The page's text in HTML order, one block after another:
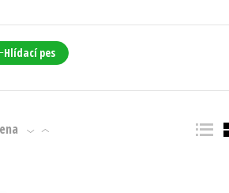
Hlídací pes